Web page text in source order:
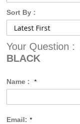
Sort By :
Your Question :
BLACK
Name :
Email: